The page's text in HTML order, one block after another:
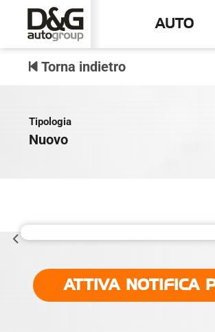
AUTO
Torna indietro
Tipologia
Nuovo
ATTIVA NOTIFICA